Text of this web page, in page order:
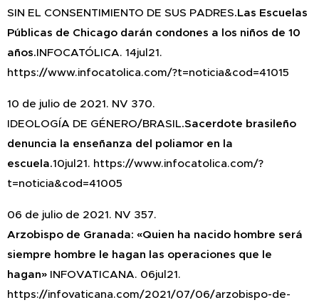
SIN EL CONSENTIMIENTO DE SUS PADRES.Las Escuelas
Públicas de Chicago darán condones a los niños de 10
años.INFOCATÓLICA. 14jul21.
https://www.infocatolica.com/?t=noticia&cod=41015
10 de julio de 2021. NV 370.
IDEOLOGÍA DE GÉNERO/BRASIL.Sacerdote brasileño
denuncia la enseñanza del poliamor en la
escuela.10jul21. https://www.infocatolica.com/?
t=noticia&cod=41005
06 de julio de 2021. NV 357.
Arzobispo de Granada: «Quien ha nacido hombre será
siempre hombre le hagan las operaciones que le
hagan» INFOVATICANA. 06jul21.
https://infovaticana.com/2021/07/06/arzobispo-de-